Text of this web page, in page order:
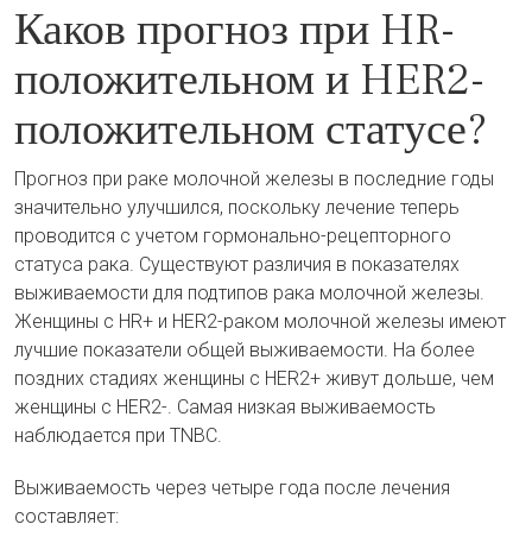
Каков прогноз при HR-
положительном и HER2-
положительном статусе?
Прогноз при раке молочной железы в последние годы
значительно улучшился, поскольку лечение теперь
проводится с учетом гормонально-рецепторного
статуса рака. Существуют различия в показателях
выживаемости для подтипов рака молочной железы.
Женщины с HR+ и HER2-раком молочной железы имеют
лучшие показатели общей выживаемости. На более
поздних стадиях женщины с HER2+ живут дольше, чем
женщины с HER2-. Самая низкая выживаемость
наблюдается при TNBC.
Выживаемость через четыре года после лечения
составляет: